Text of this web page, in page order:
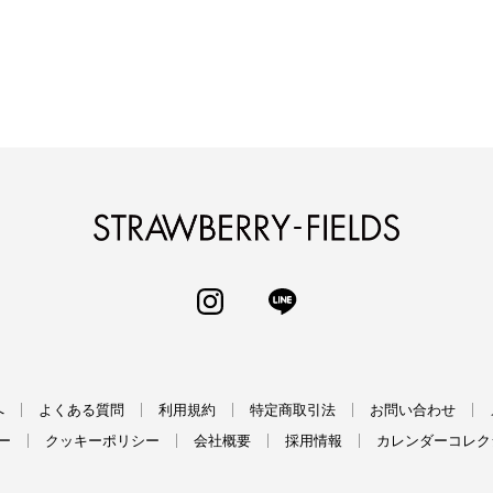
INSTAGRAM
よくある質問 利用規約 特定商取引法 お問い合わせ
クッキーポリシー 会社概要 採用情報 カレンダーコレ